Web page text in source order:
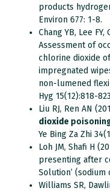
products
Environ 677: 1-8.
Chang YB, Lee FY,
Assessment of
chlorine dioxide
impregnated
non-lumened
Hyg 15(12):818-
Liu RJ, Ren AN
dioxide
Ye Bing Za Zhi
Loh JM, Shafi H
presenting after
Solution’ (sodium
Williams SR,